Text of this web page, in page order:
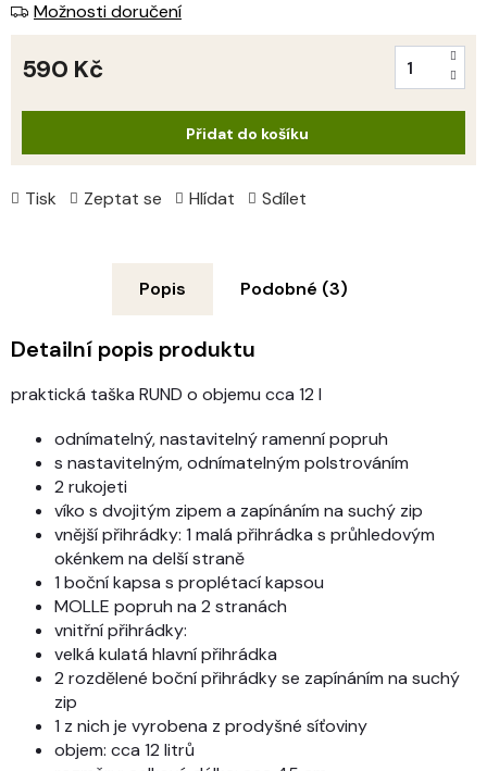
Tisk Zeptat se Hlídat Sdílet
Možnosti doručení
590 Kč
Přidat do košíku
Popis Podobné (3)
Detailní popis produktu
praktická taška RUND o objemu cca 12 l
odnímatelný, nastavitelný ramenní popruh
s nastavitelným, odnímatelným polstrováním
2 rukojeti
víko s dvojitým zipem a zapínáním na suchý zip
vnější přihrádky: 1 malá přihrádka s průhledovým
okénkem na delší straně
1 boční kapsa s proplétací kapsou
MOLLE popruh na 2 stranách
vnitřní přihrádky:
velká kulatá hlavní přihrádka
2 rozdělené boční přihrádky se zapínáním na suchý
zip
1 z nich je vyrobena z prodyšné síťoviny
objem: cca 12 litrů